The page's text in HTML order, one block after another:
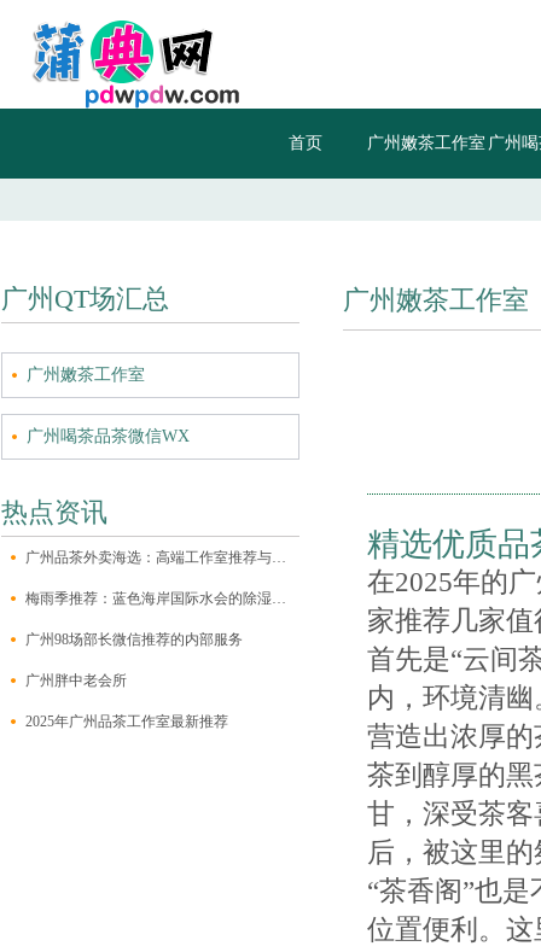
首页 广州嫩茶工作室 广州
广州QT场汇总
广州嫩茶工作室
广州喝茶品茶微信WX
热点资讯
广州品茶外卖海选：高端工作室推荐与大圈wx对接指南
梅雨季推荐：蓝色海岸国际水会的除湿桑拿套餐
广州98场部长微信推荐的内部服务
广州胖中老会所
2025年广州品茶工作室最新推荐
广州嫩茶工作室
精选优质品
在2025年的
家推荐几家
首先是“云间
内，环境清
营造出浓厚
茶到醇厚的
甘，深受茶
后，被这里
“茶香阁”也
位置便利。